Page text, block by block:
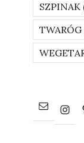
SZPINAK
TWARÓG